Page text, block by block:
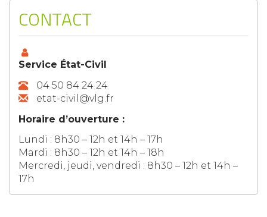
CONTACT
Service État-Civil
04 50 84 24 24
etat-civil@vlg.fr
Horaire d’ouverture :
Lundi : 8h30 – 12h et 14h – 17h
Mardi : 8h30 – 12h et 14h – 18h
Mercredi, jeudi, vendredi : 8h30 – 12h et 14h –
17h